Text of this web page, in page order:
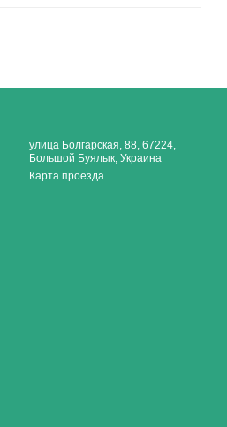
улица Болгарская, 88, 67224,
Большой Буялык, Украина
Карта проезда